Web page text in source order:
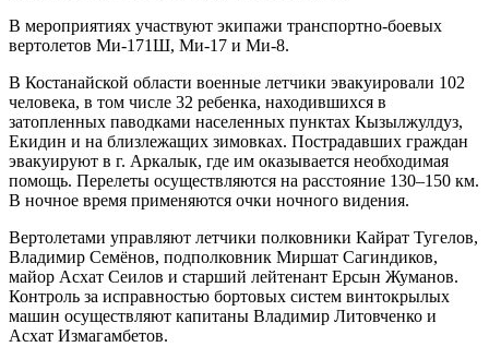
В мероприятиях участвуют экипажи транспортно-боевых
вертолетов Ми-171Ш, Ми-17 и Ми-8.
В Костанайской области военные летчики эвакуировали 102
человека, в том числе 32 ребенка, находившихся в
затопленных паводками населенных пунктах Кызылжулдуз,
Екидин и на близлежащих зимовках. Пострадавших граждан
эвакуируют в г. Аркалык, где им оказывается необходимая
помощь. Перелеты осуществляются на расстояние 130–150 км.
В ночное время применяются очки ночного видения.
Вертолетами управляют летчики полковники Кайрат Тугелов,
Владимир Семёнов, подполковник Миршат Сагиндиков,
майор Асхат Сеилов и старший лейтенант Ерсын Жуманов.
Контроль за исправностью бортовых систем винтокрылых
машин осуществляют капитаны Владимир Литовченко и
Асхат Измагамбетов.